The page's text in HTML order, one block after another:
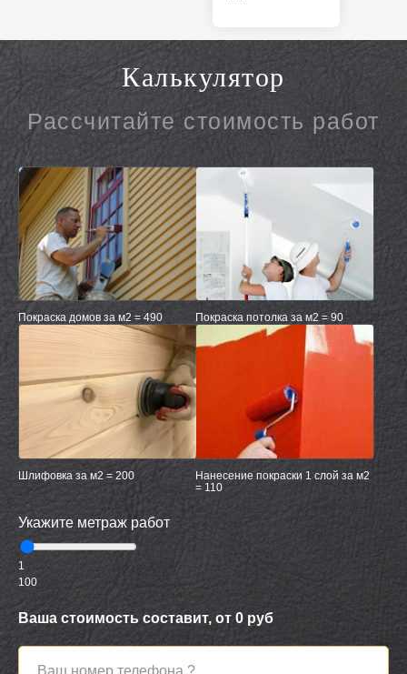
Калькулятор
Рассчитайте стоимость работ
Покраска домов за м2 = 490 Покраска потолка за м2 = 90
Шлифовка за м2 = 200
Нанесение покраски 1 слой за м2
= 110
Укажите метраж работ
1
100
Ваша стоимость составит, от 0 руб